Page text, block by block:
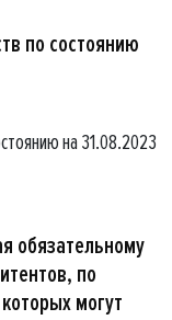
по состоянию
на 31.08.2023
обязательному
по
могут